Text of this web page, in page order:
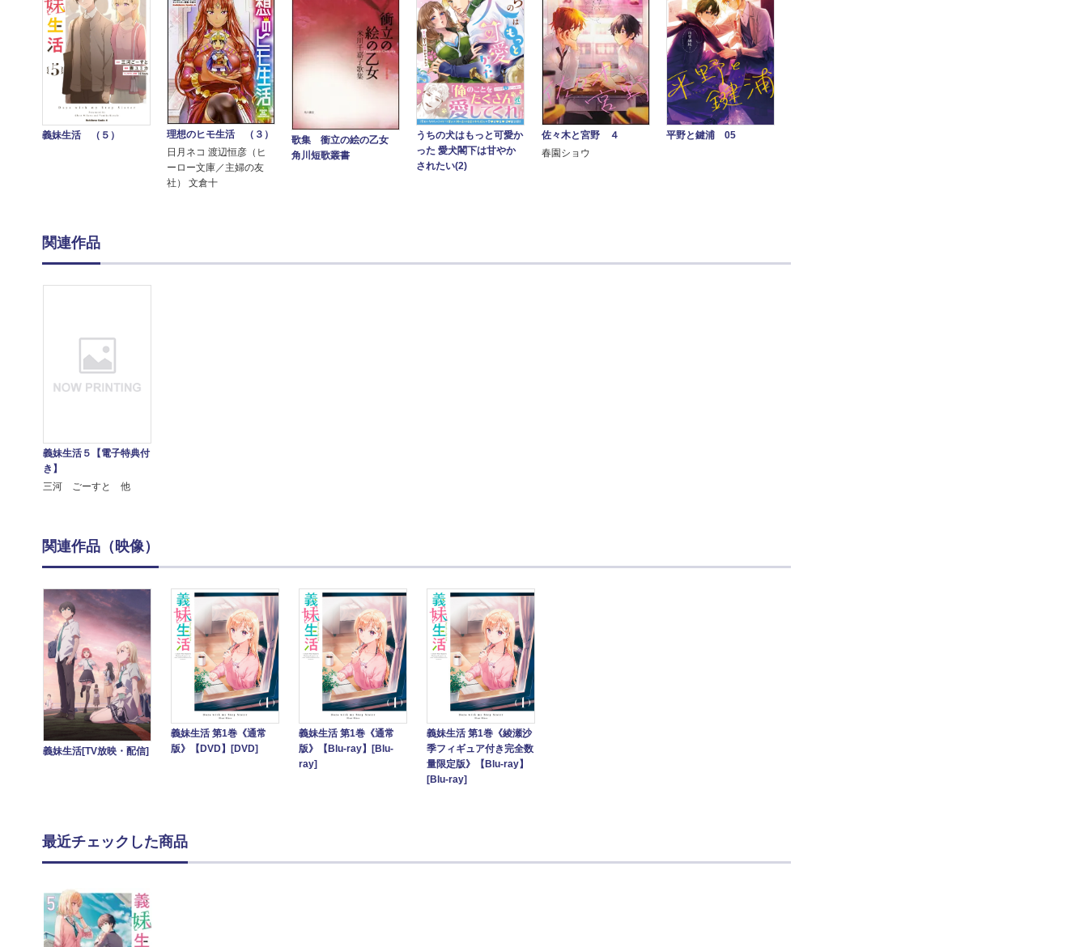
義妹生活 （５）
理想のヒモ生活 （３）
日月ネコ 渡辺恒彦（ヒ
ーロー文庫／主婦の友
社） 文倉十
歌集 衝立の絵の乙女
角川短歌叢書
うちの犬はもっと可愛か
った 愛犬閣下は甘やか
されたい(2)
佐々木と宮野 ４
春園ショウ
平野と鍵浦 05
関連作品
義妹生活５【電子特典付
き】
三河 ごーすと 他
関連作品（映像）
義妹生活[TV放映・配信]
義妹生活 第1巻《通常
版》【DVD】[DVD]
義妹生活 第1巻《通常
版》【Blu-ray】[Blu-
ray]
義妹生活 第1巻《綾瀬沙
季フィギュア付き完全数
量限定版》【Blu-ray】
[Blu-ray]
最近チェックした商品